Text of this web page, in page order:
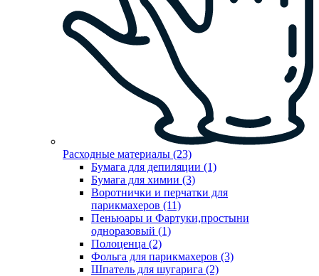
Расходные материалы (23)
Бумага для депиляции (1)
Бумага для химии (3)
Воротнички и перчатки для
парикмахеров (11)
Пеньюары и Фартуки,простыни
одноразовый (1)
Полоценца (2)
Фольга для парикмахеров (3)
Шпатель для шугарига (2)